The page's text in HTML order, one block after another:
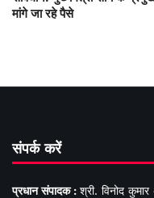
मांगे जा रहे पैसे
संपर्क करें
प्रधान संपादक : श्री. विनोद